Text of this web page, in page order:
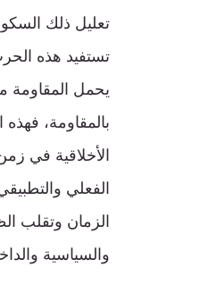
تعليل ذلك
تستفيد هذه
يحمل المقاومة
بالمقاومة، فهذه
الأخلاقية في
الفعلي
الزمان وتقلب
والسياسية